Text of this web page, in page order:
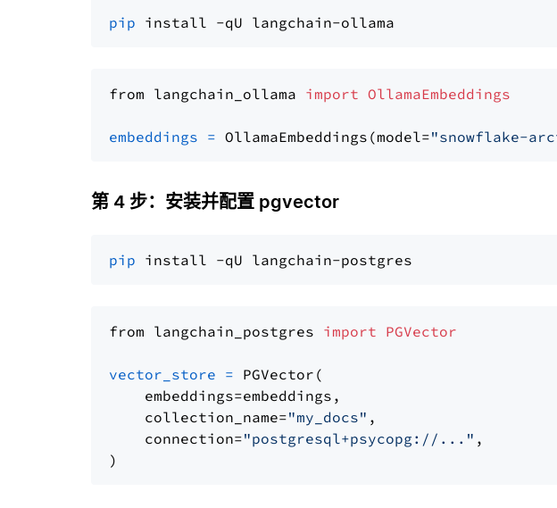
pip
from langchain_ollama import OllamaEmbeddings
embeddings = OllamaEmbeddings(model="snowflake-
第 4 步：安装并配置 pgvector
pip
from langchain_postgres import PGVector
vector_store = PGVector(
    embeddings=embeddings,
    collection_name=
"my_docs" ,
    connection=
"postgresql+psycopg://..." ,